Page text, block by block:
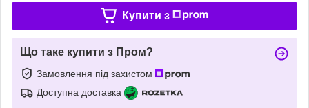
Купити з
Що таке купити з Пром?
Замовлення під захистом
Доступна доставка